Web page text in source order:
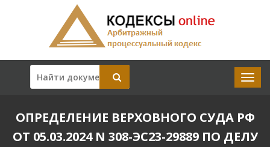
ОПРЕДЕЛЕНИЕ ВЕРХОВНОГО СУДА РФ
ОТ 05.03.2024 N 308-ЭС23-29889 ПО ДЕЛУ